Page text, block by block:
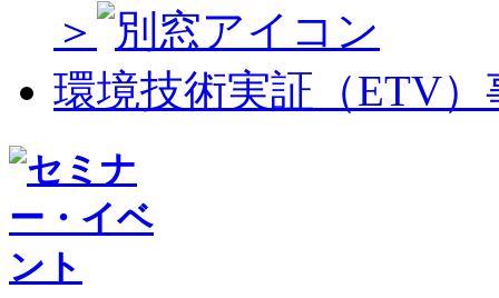
＞
環境技術実証（ETV